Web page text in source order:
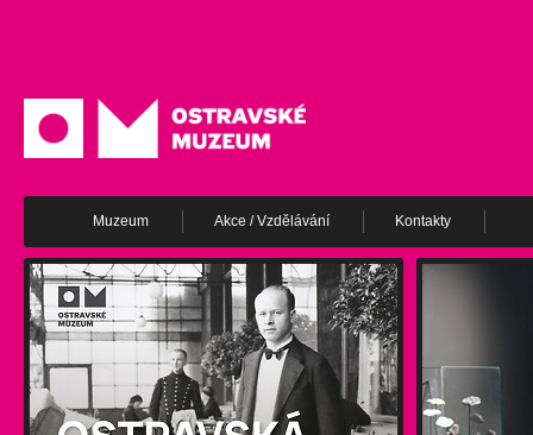
Muzeum Akce / Vzdělávání Kontakty